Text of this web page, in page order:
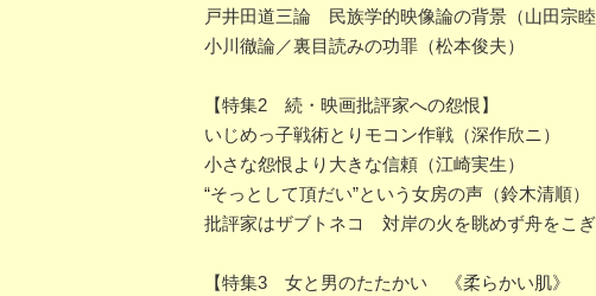
戸井田道三論 民族学的映像論の背景（山田宗睦
小川徹論／裏目読みの功罪（松本俊夫）
【特集2 続・映画批評家への怨恨】
いじめっ子戦術とりモコン作戦（深作欣ニ）
小さな怨恨より大きな信頼（江崎実生）
“そっとして頂だい”という女房の声（鈴木清順）
批評家はザブトネコ 対岸の火を眺めず舟をこ
【特集3 女と男のたたかい 《柔らかい肌》